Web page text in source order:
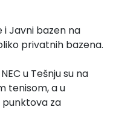
i Javni bazen na
privatnih bazena.
u Tešnju su na
tenisom, a u
za